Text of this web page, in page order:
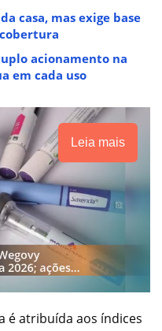
casa, mas exige base
acionamento na
em cada uso
Leia mais
é atribuída aos índices